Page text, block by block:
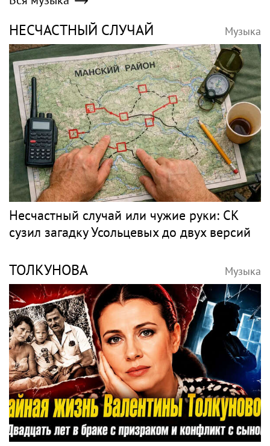
НЕСЧАСТНЫЙ СЛУЧАЙ Музыка
Несчастный случай или чужие руки: СК
сузил загадку Усольцевых до двух версий
ТОЛКУНОВА Музыка